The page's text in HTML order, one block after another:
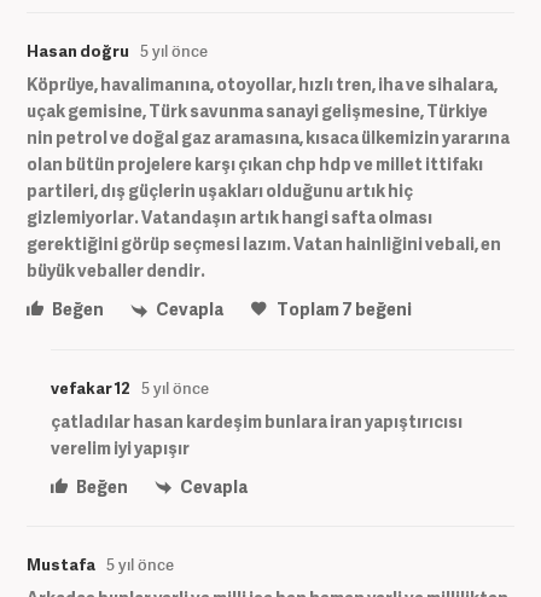
Hasan doğru 5 yıl önce
Köprüye, havalimanına, otoyollar, hızlı tren, iha ve sihalara,
uçak gemisine, Türk savunma sanayi gelişmesine, Türkiye
nin petrol ve doğal gaz aramasına, kısaca ülkemizin yararına
olan bütün projelere karşı çıkan chp hdp ve millet ittifakı
partileri, dış güçlerin uşakları olduğunu artık hiç
gizlemiyorlar. Vatandaşın artık hangi safta olması
gerektiğini görüp seçmesi lazım. Vatan hainliğini vebali, en
büyük veballer dendir.
Beğen
Cevapla Toplam7 beğeni
vefakar 12 5 yıl önce
çatladılar hasan kardeşim bunlara iran yapıştırıcısı
verelim iyi yapışır
Beğen
Cevapla
Mustafa 5 yıl önce